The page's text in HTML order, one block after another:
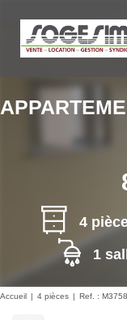
4
1
Accueil 4 pièces Ref. :